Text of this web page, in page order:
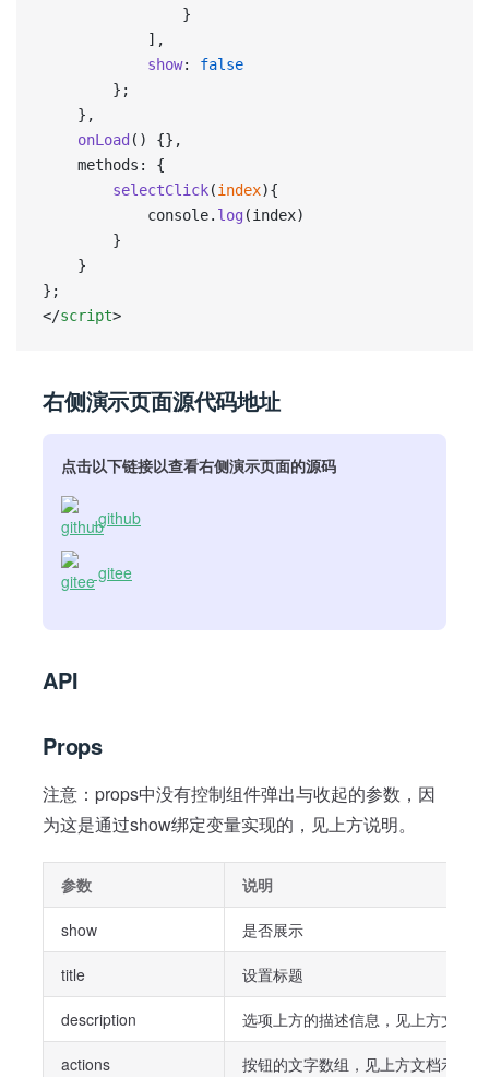
				}
			],
			show
: false
		};
	},
	onLoad
() {},
	methods: {
		selectClick
(index){
			console.
log (index)
		}
	}
};
</script>
右侧演示页面源代码地址
点击以下链接以查看右侧演示页面的源码
github
gitee
API
Props
注意：props中没有控制组件弹出与收起的参数，因
为这是通过show绑定变量实现的，见上方说明。
参数 说明
show 是否展示
title 设置标题
description 选项上方的描述信息，见上方文档
actions 按钮的文字数组，见上方文档示例